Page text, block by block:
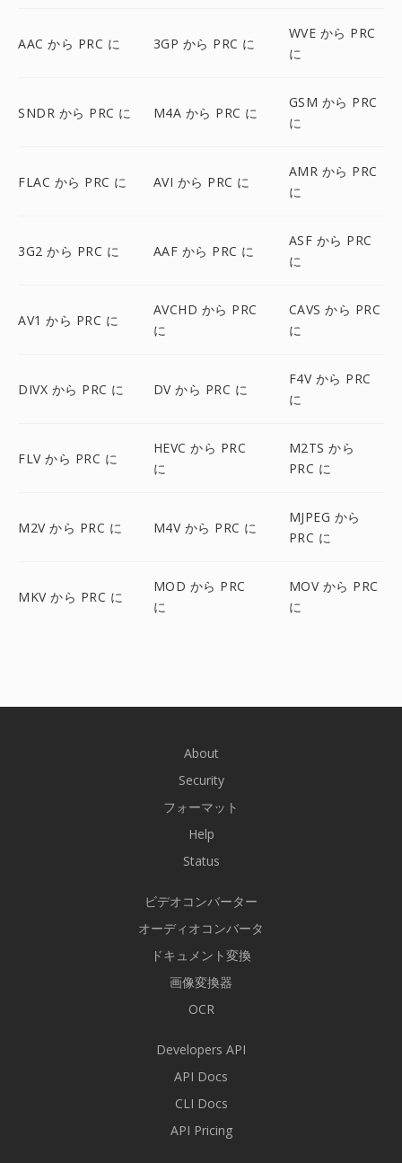
AAC から PRC に 3GP から PRC に
WVE から PRC
に
SNDR から PRC に M4A から PRC に
GSM から PRC
に
FLAC から PRC に AVI から PRC に
AMR から PRC
に
3G2 から PRC に AAF から PRC に
ASF から PRC
に
AV1 から PRC に
AVCHD から PRC
に
CAVS から PRC
に
DIVX から PRC に DV から PRC に
F4V から PRC
に
FLV から PRC に
HEVC から PRC
に
M2TS から
PRC に
M2V から PRC に M4V から PRC に
MJPEG から
PRC に
MKV から PRC に
MOD から PRC
に
MOV から PRC
に
About
Security
フォーマット
Help
Status
ビデオコンバーター
オーディオコンバータ
ドキュメント変換
画像変換器
OCR
Developers API
API Docs
CLI Docs
API Pricing